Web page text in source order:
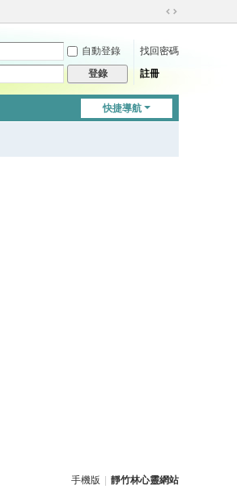
切
到
自動登錄
找回密碼
登錄 註冊
快捷導航
手機版 靜竹林心靈網站